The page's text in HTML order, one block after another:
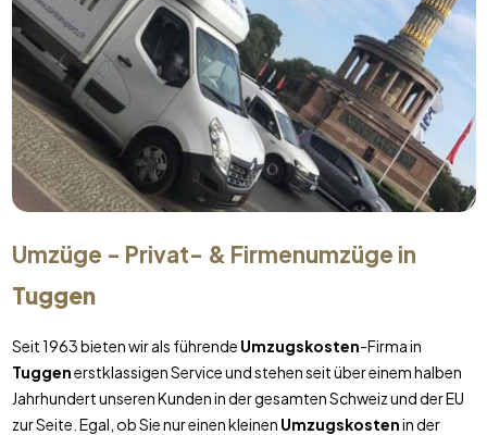
Umzüge - Privat- & Firmenumzüge in
Tuggen
Seit 1963 bieten wir als führende Umzugskosten-Firma in
Tuggenerstklassigen Service und stehen seit über einem halben
Jahrhundert unseren Kunden in der gesamten Schweiz und der EU
zur Seite. Egal, ob Sie nur einen kleinen Umzugskostenin der